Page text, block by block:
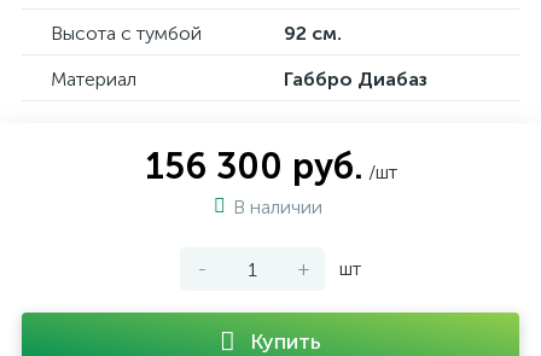
Высота с тумбой
92 см.
Материал
Габбро Диабаз
156 300 руб. /шт
В наличии
- + шт
Купить